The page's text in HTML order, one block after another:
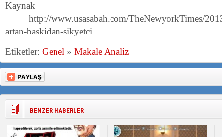
http://www.usasabah.com/TheNewyorkTimes/
artan-baskidan-sikyetci
Etiketler: Genel » Makale Analiz
BENZER HABERLER